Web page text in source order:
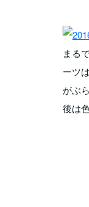
まる
ーツ
がぶ
後は